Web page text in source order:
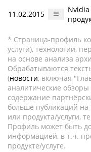
11.02.2015
Nvidia
* Страница-профиль
услуги), технологии,
на основе анализа
Обрабатываются
(новости, включая
аналитические
содержание
больше публикаций
или продукта/услуги,
Профиль может быть
информацией, в т.ч.
продукте/услуге.